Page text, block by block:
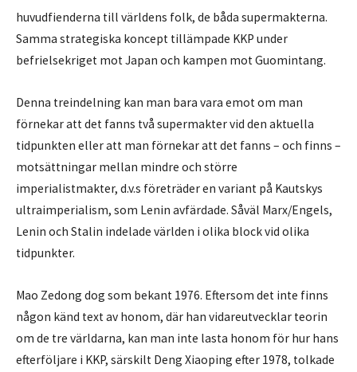
huvudfienderna till världens folk, de båda supermakterna.
Samma strategiska koncept tillämpade KKP under
befrielsekriget mot Japan och kampen mot Guomintang.
Denna treindelning kan man bara vara emot om man
förnekar att det fanns två supermakter vid den aktuella
tidpunkten eller att man förnekar att det fanns – och finns –
motsättningar mellan mindre och större
imperialistmakter, d.v.s företräder en variant på Kautskys
ultraimperialism, som Lenin avfärdade. Såväl Marx/Engels,
Lenin och Stalin indelade världen i olika block vid olika
tidpunkter.
Mao Zedong dog som bekant 1976. Eftersom det inte finns
någon känd text av honom, där han vidareutvecklar teorin
om de tre världarna, kan man inte lasta honom för hur hans
efterföljare i KKP, särskilt Deng Xiaoping efter 1978, tolkade